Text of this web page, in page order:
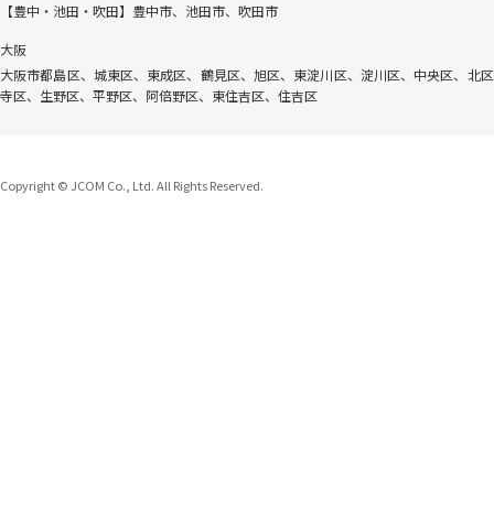
【豊中・池田・吹田】豊中市、池田市、吹田市
大阪
大阪市都島区、城東区、東成区、鶴見区、旭区、東淀川区、淀川区、中央区、北
寺区、生野区、平野区、阿倍野区、東住吉区、住吉区
Copyright © JCOM Co., Ltd. All Rights Reserved.